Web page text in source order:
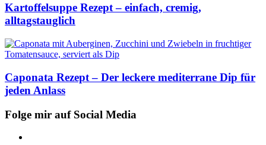
Kartoffelsuppe Rezept – einfach, cremig,
alltagstauglich
Caponata Rezept – Der leckere mediterrane Dip für
jeden Anlass
Folge mir auf Social Media